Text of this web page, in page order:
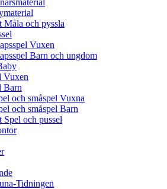
Måla och pyssla
Vuxen
Barn och ungdom
Vuxen
Barn
och småspel Vuxna
och småspel Barn
Spel och pussel
Tidningen